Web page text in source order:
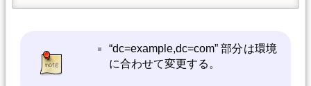
“dc=example,dc=com” 部分は環境
に合わせて変更する。